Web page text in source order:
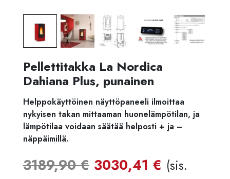
Pellettitakka La Nordica
Dahiana Plus, punainen
Helppokäyttöinen näyttöpaneeli ilmoittaa
nykyisen takan mittaaman huonelämpötilan, ja
lämpötilaa voidaan säätää helposti + ja –
näppäimillä.
3189,90€ Alkuperäinen
3030,41 € (sis.